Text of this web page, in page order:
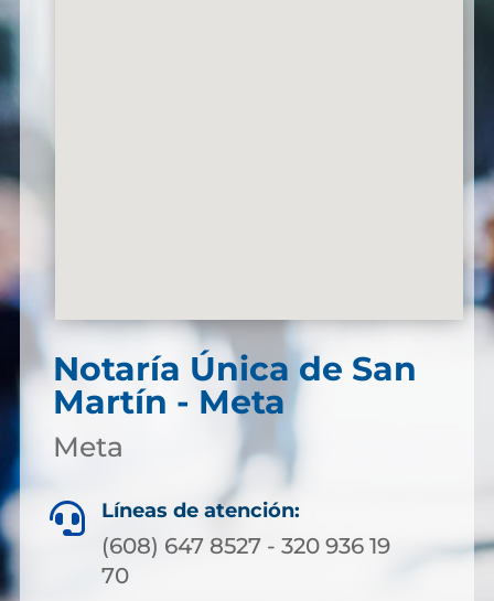
Notaría Única de San
Martín - Meta
Meta
 Líneas de atención:
(608) 647 8527 - 320 936 19
70